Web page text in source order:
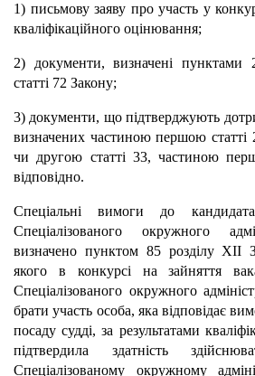
1) письмову заяву про участь у
кваліфікаційного оцінювання;
2) документи, визначені пунктами
статті 72 Закону;
3) документи, що підтверджують
визначених частиною першою
чи другою статті 33, частиною
відповідно.
Спеціальні вимоги до
Спеціалізованого окружного
визначено пунктом 85 розділу ХІІ
якого в конкурсі на зайняття
Спеціалізованого окружного
брати участь особа, яка відповідає
посаду судді, за результатами
підтвердила здатність
Спеціалізованому окружному